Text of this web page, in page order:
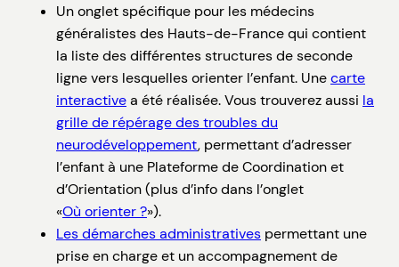
Un onglet spécifique pour les médecins
généralistes des Hauts-de-France qui contient
la liste des différentes structures de seconde
ligne vers lesquelles orienter l’enfant. Unecarte
interactivea été réalisée. Vous trouverez aussi la
grille de répérage des troubles du
neurodéveloppement, permettant d’adresser
l’enfant à une Plateforme de Coordination et
d’Orientation (plus d’info dans l’onglet
«Où orienter ?»).
Les démarches administratives permettant une
prise en charge et un accompagnement de